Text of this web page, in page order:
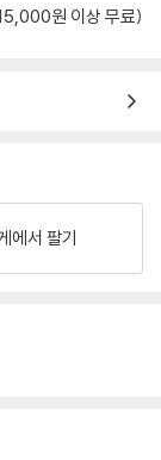
원 이상 무료)
에서 팔기